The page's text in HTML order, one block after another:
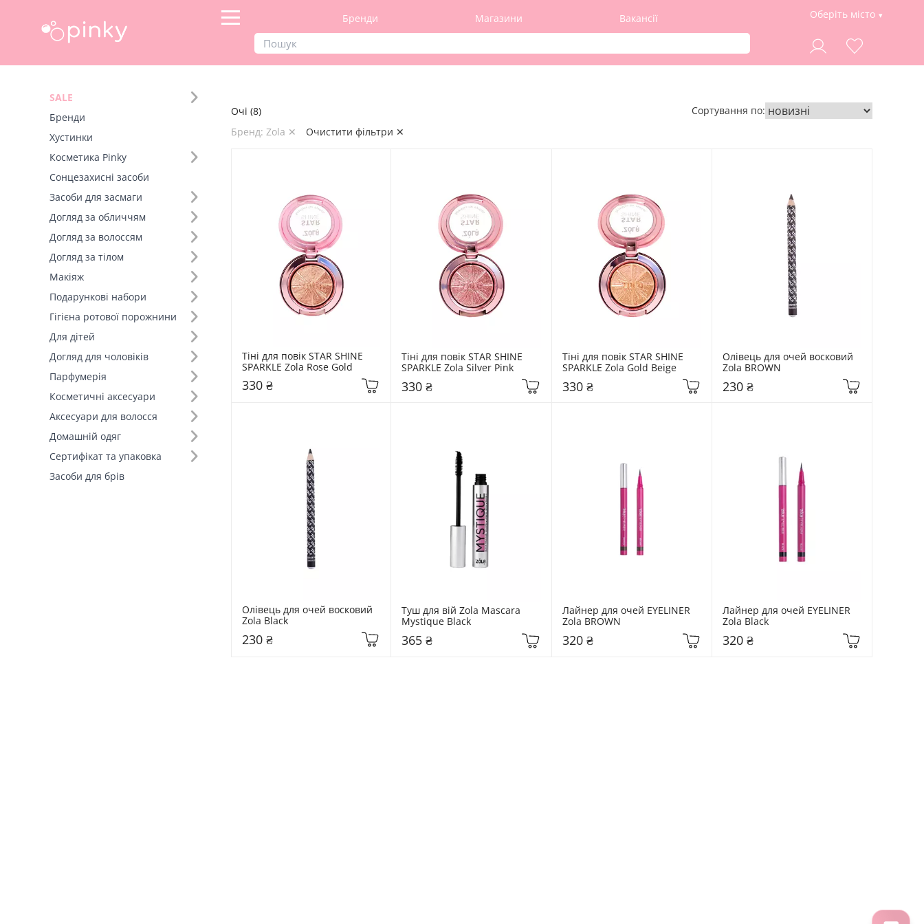
Бренди Магазини Вакансії Оберіть місто
SALE
Бренди
Хустинки
Косметика Pinky
Сонцезахисні засоби
Засоби для засмаги
Догляд за обличчям
Догляд за волоссям
Догляд за тілом
Макіяж
Подарункові набори
Гігієна ротової порожнини
Для дітей
Догляд для чоловіків
Парфумерія
Косметичні аксесуари
Аксесуари для волосся
Домашній одяг
Сертифікат та упаковка
Засоби для брів
Фільтр
Вид товару (4)
Тіні для повік (3)
Лайнер для очей (2)
Олівець для очей (2)
Туш для вій (1)
Очі (8)
Бренд: Zola ✕
Очистити фільтри ✕
Сортування по:
Тіні для повік STAR SHINE
SPARKLE Zola Rose Gold
330 ₴
Тіні для повік STAR SHINE
SPARKLE Zola Silver Pink
330 ₴
Тіні для повік STAR SHINE
SPARKLE Zola Gold Beige
330 ₴
Олівець для очей восковий
Zola BROWN
230 ₴
Олівець для очей восковий
Zola Black
230 ₴
Туш для вій Zola Mascara
Mystique Black
365 ₴
Лайнер для очей EYELINER
Zola BROWN
320 ₴
Лайнер для очей EYELINER
Zola Black
320 ₴